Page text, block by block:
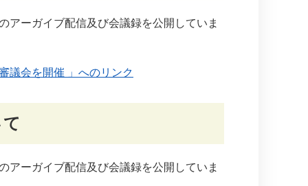
ーガイブ配信及び会議録を公開していま
議会を開催 」へのリンク
ーガイブ配信及び会議録を公開していま